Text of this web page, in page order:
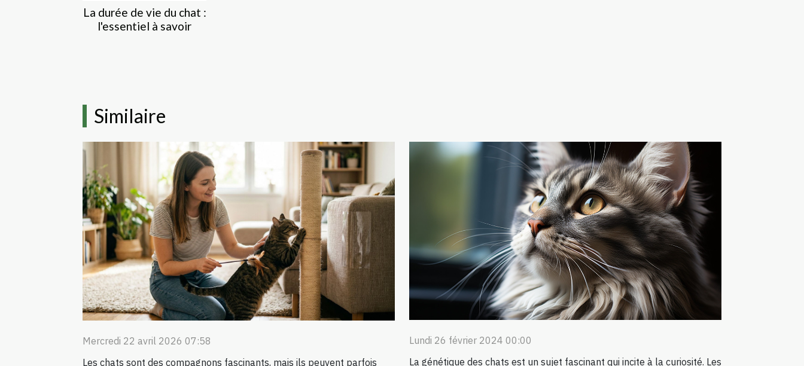
La durée de vie du chat :
l'essentiel à savoir
Similaire
Mercredi 22 avril 2026 07:58
Les chats sont des compagnons fascinants, mais ils peuvent parfois
Lundi 26 février 2024 00:00
La génétique des chats est un sujet fascinant qui incite à la curiosité. Les